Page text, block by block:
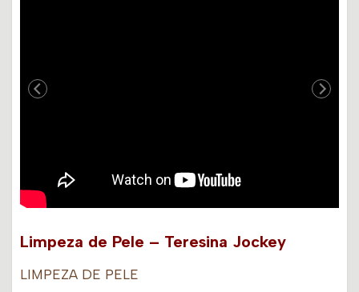
Limpeza de Pele – Teresina Jockey
LIMPEZA DE PELE